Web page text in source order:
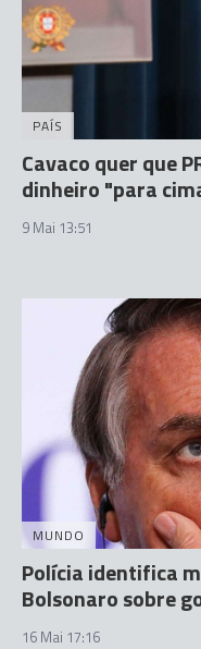
PAÍS
Cavaco quer que
dinheiro "para
9 Mai 13:51
MUNDO
Polícia identifica
Bolsonaro sobre
16 Mai 17:16